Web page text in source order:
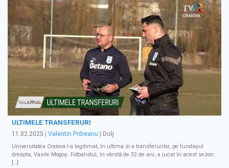
ULTIMELE TRANSFERURI
11.02.2025 Valentin Pribeanu | Dolj
Universitatea Craiova l-a legitimat, în ultima zi a transferurilor, pe fundaşul
dreapta, Vasile Mogoş. Fotbalistul, în vârstă de 32 de ani, a jucat în acest sezon
[…]